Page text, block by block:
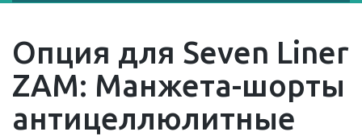
Опция для Seven Liner
ZAM: Манжета-шорты
антицеллюлитные